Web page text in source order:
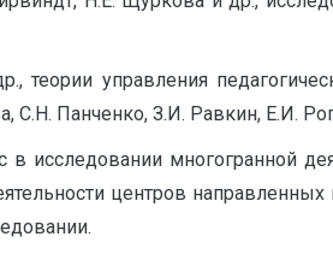
теории управления
С.Н. Панченко, З.И. Равкин, Е.И.
исследовании многогранной
центров